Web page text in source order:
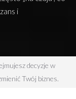
i
decyzje w
Twój biznes.